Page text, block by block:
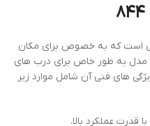
است که به خصوص برای مکان
مدل به طور خاص برای درب های
های فنی آن شامل موارد زیر